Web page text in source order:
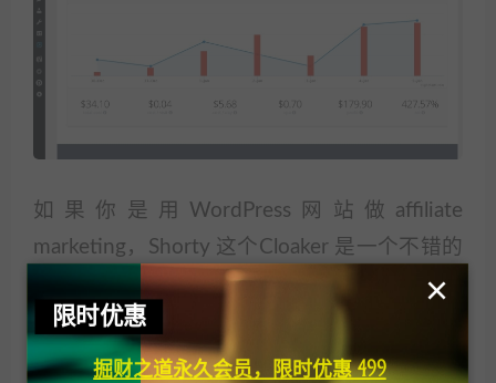
如果你是用WordPress网站做affiliate
marketing，Shorty 这个Cloaker 是一个不错的
选择。
课程下载：
限时优惠
掘财之道永久会员，限时优惠 499
×